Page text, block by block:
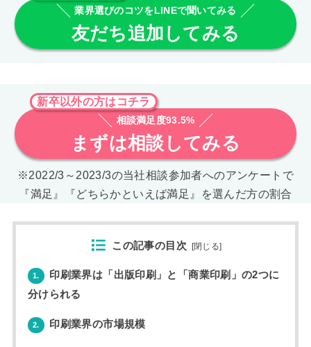
業界選びのコツをLINEで聞いてみる
友だち追加してみる
新卒以外の方はコチラ
相談満足度93.5%
まずは相談してみる
※2022/3～2023/3の当社相談参加者へのアンケートで
『満足』『どちらかといえば満足』を選んだ方の割合
この記事の目次 [閉じる]
1.
印刷業界は「出版印刷」と「商業印刷」の2つに
分けられる
2. 印刷業界の市場規模